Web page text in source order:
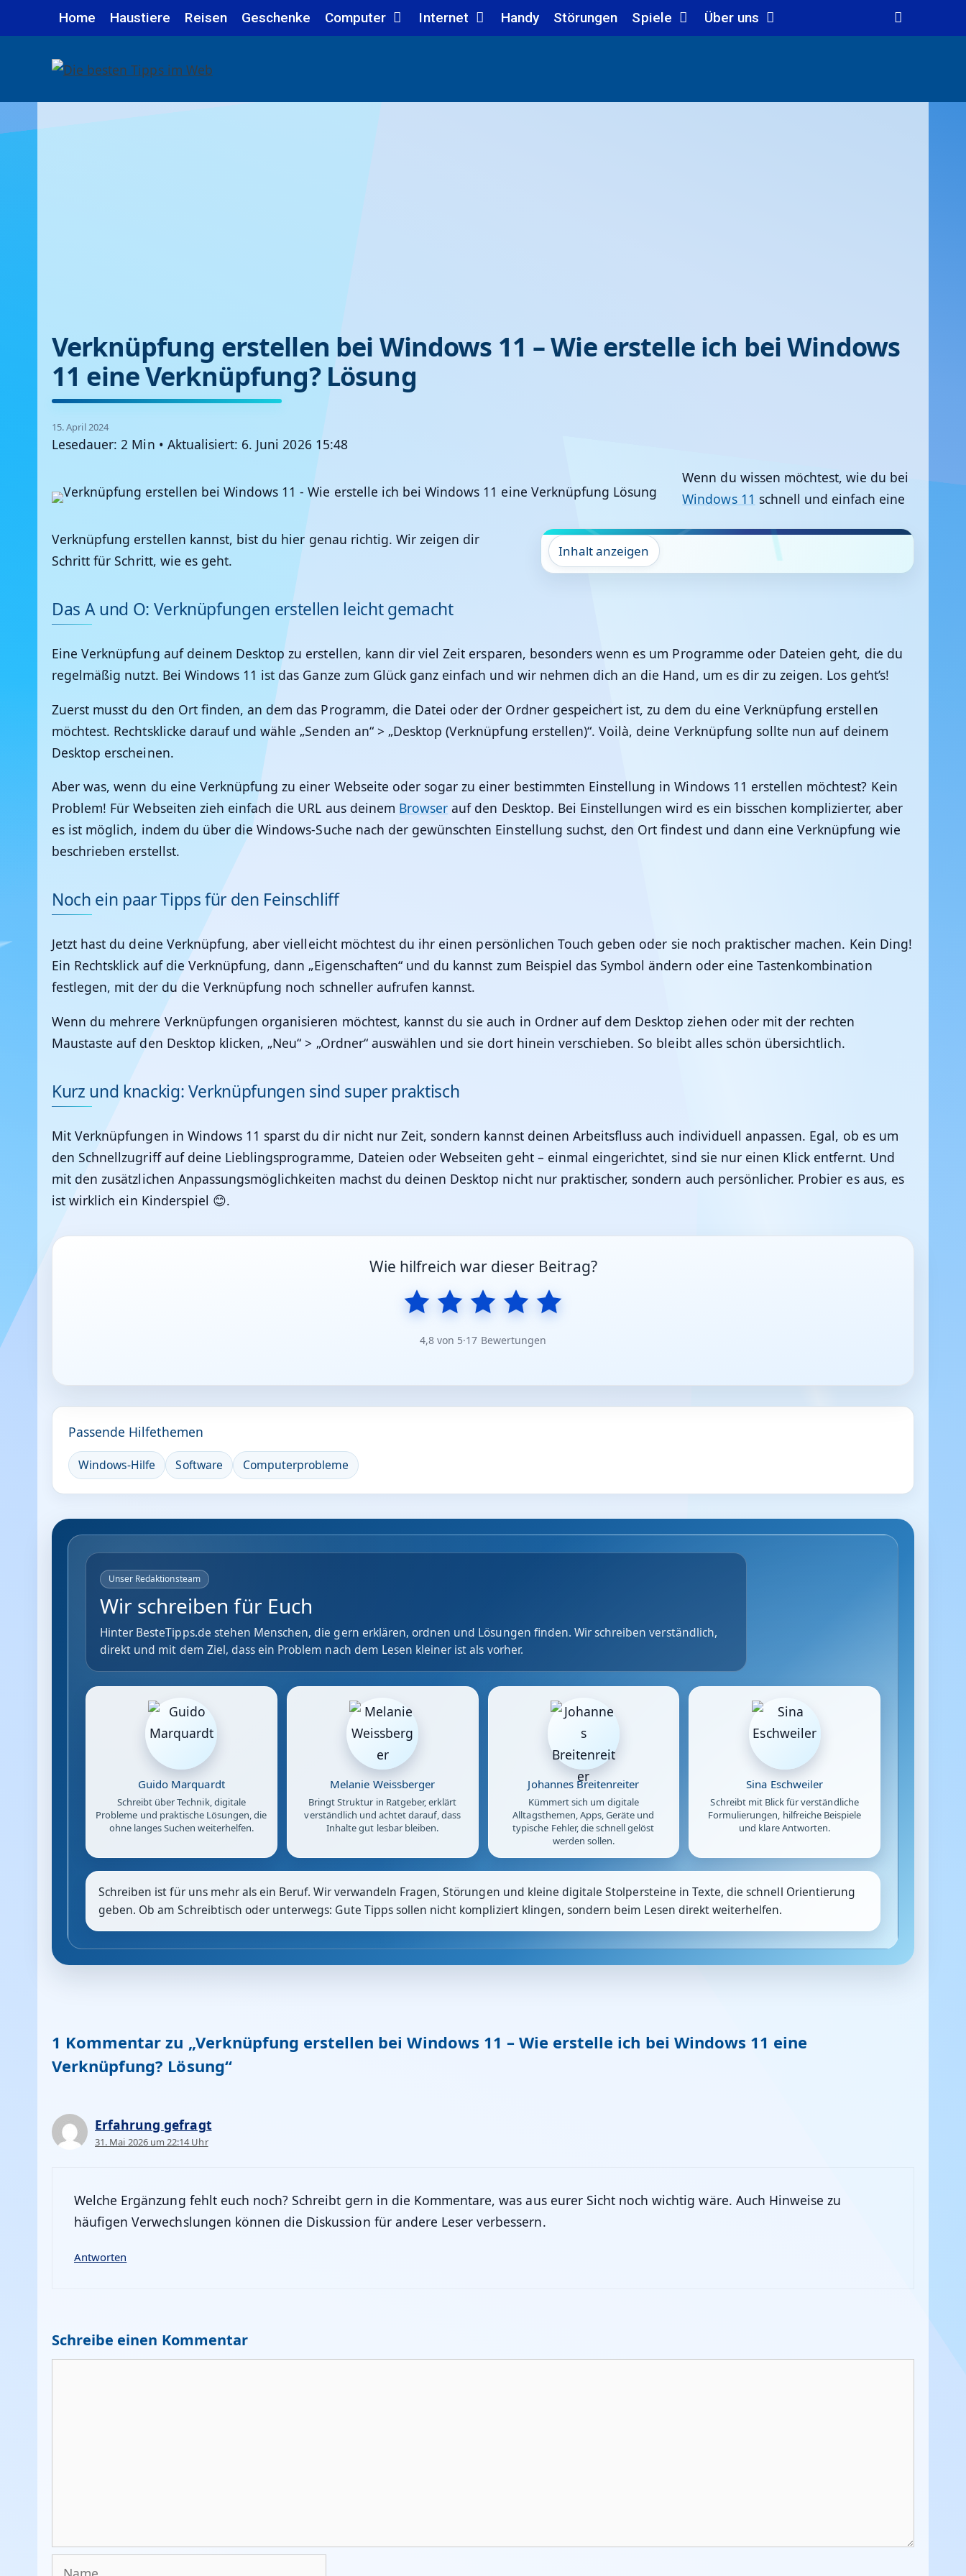
Inhalt
Home Haustiere Reisen Geschenke Computer Internet Handy Störungen Spiele Über uns
Verknüpfung erstellen bei Windows 11 – Wie erstelle ich bei Windows
11 eine Verknüpfung? Lösung
15. April 2024
Lesedauer: 2 Min • Aktualisiert: 6. Juni 2026 15:48
Inhalt anzeigen
Wenn du wissen möchtest, wie du bei
Windows 11 schnell und einfach eine
Verknüpfung erstellen kannst, bist du hier genau richtig. Wir zeigen dir
Schritt für Schritt, wie es geht.
Das A und O: Verknüpfungen erstellen leicht gemacht
Eine Verknüpfung auf deinem Desktop zu erstellen, kann dir viel Zeit ersparen, besonders wenn es um Programme oder Dateien geht, die du
regelmäßig nutzt. Bei Windows 11 ist das Ganze zum Glück ganz einfach und wir nehmen dich an die Hand, um es dir zu zeigen. Los geht’s!
Zuerst musst du den Ort finden, an dem das Programm, die Datei oder der Ordner gespeichert ist, zu dem du eine Verknüpfung erstellen
möchtest. Rechtsklicke darauf und wähle „Senden an“ > „Desktop (Verknüpfung erstellen)“. Voilà, deine Verknüpfung sollte nun auf deinem
Desktop erscheinen.
Aber was, wenn du eine Verknüpfung zu einer Webseite oder sogar zu einer bestimmten Einstellung in Windows 11 erstellen möchtest? Kein
Problem! Für Webseiten zieh einfach die URL aus deinem Browser auf den Desktop. Bei Einstellungen wird es ein bisschen komplizierter, aber
es ist möglich, indem du über die Windows-Suche nach der gewünschten Einstellung suchst, den Ort findest und dann eine Verknüpfung wie
beschrieben erstellst.
Noch ein paar Tipps für den Feinschliff
Jetzt hast du deine Verknüpfung, aber vielleicht möchtest du ihr einen persönlichen Touch geben oder sie noch praktischer machen. Kein Ding!
Ein Rechtsklick auf die Verknüpfung, dann „Eigenschaften“ und du kannst zum Beispiel das Symbol ändern oder eine Tastenkombination
festlegen, mit der du die Verknüpfung noch schneller aufrufen kannst.
Wenn du mehrere Verknüpfungen organisieren möchtest, kannst du sie auch in Ordner auf dem Desktop ziehen oder mit der rechten
Maustaste auf den Desktop klicken, „Neu“ > „Ordner“ auswählen und sie dort hinein verschieben. So bleibt alles schön übersichtlich.
Kurz und knackig: Verknüpfungen sind super praktisch
Mit Verknüpfungen in Windows 11 sparst du dir nicht nur Zeit, sondern kannst deinen Arbeitsfluss auch individuell anpassen. Egal, ob es um
den Schnellzugriff auf deine Lieblingsprogramme, Dateien oder Webseiten geht – einmal eingerichtet, sind sie nur einen Klick entfernt. Und
mit den zusätzlichen Anpassungsmöglichkeiten machst du deinen Desktop nicht nur praktischer, sondern auch persönlicher. Probier es aus, es
ist wirklich ein Kinderspiel 😊.
Wie hilfreich war dieser Beitrag?
4,8 von 5·17 Bewertungen
Passende Hilfethemen
Windows-Hilfe Software Computerprobleme
Unser Redaktionsteam
Wir schreiben für Euch
Hinter BesteTipps.de stehen Menschen, die gern erklären, ordnen und Lösungen finden. Wir schreiben verständlich,
direkt und mit dem Ziel, dass ein Problem nach dem Lesen kleiner ist als vorher.
Guido Marquardt
Schreibt über Technik, digitale
Probleme und praktische Lösungen, die
ohne langes Suchen weiterhelfen.
Melanie Weissberger
Bringt Struktur in Ratgeber, erklärt
verständlich und achtet darauf, dass
Inhalte gut lesbar bleiben.
Johannes Breitenreiter
Kümmert sich um digitale
Alltagsthemen, Apps, Geräte und
typische Fehler, die schnell gelöst
werden sollen.
Sina Eschweiler
Schreibt mit Blick für verständliche
Formulierungen, hilfreiche Beispiele
und klare Antworten.
Schreiben ist für uns mehr als ein Beruf. Wir verwandeln Fragen, Störungen und kleine digitale Stolpersteine in Texte, die schnell Orientierung
geben. Ob am Schreibtisch oder unterwegs: Gute Tipps sollen nicht kompliziert klingen, sondern beim Lesen direkt weiterhelfen.
1 Kommentar zu „Verknüpfung erstellen bei Windows 11 – Wie erstelle ich bei Windows 11 eine
Verknüpfung? Lösung“
Erfahrung gefragt
31. Mai 2026 um 22:14 Uhr
Welche Ergänzung fehlt euch noch? Schreibt gern in die Kommentare, was aus eurer Sicht noch wichtig wäre. Auch Hinweise zu
häufigen Verwechslungen können die Diskussion für andere Leser verbessern.
Antworten
Schreibe einen Kommentar
Name